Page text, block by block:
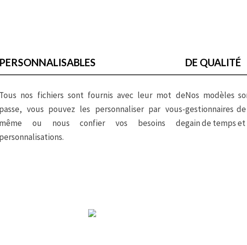
PERSONNALISABLES
Tous nos fichiers sont fournis avec leur mot de
passe, vous pouvez les personnaliser par vous-
même ou nous confier vos besoins de
personnalisations.
DE QUALITÉ
Nos modèles
gestionnaires
gain de temps